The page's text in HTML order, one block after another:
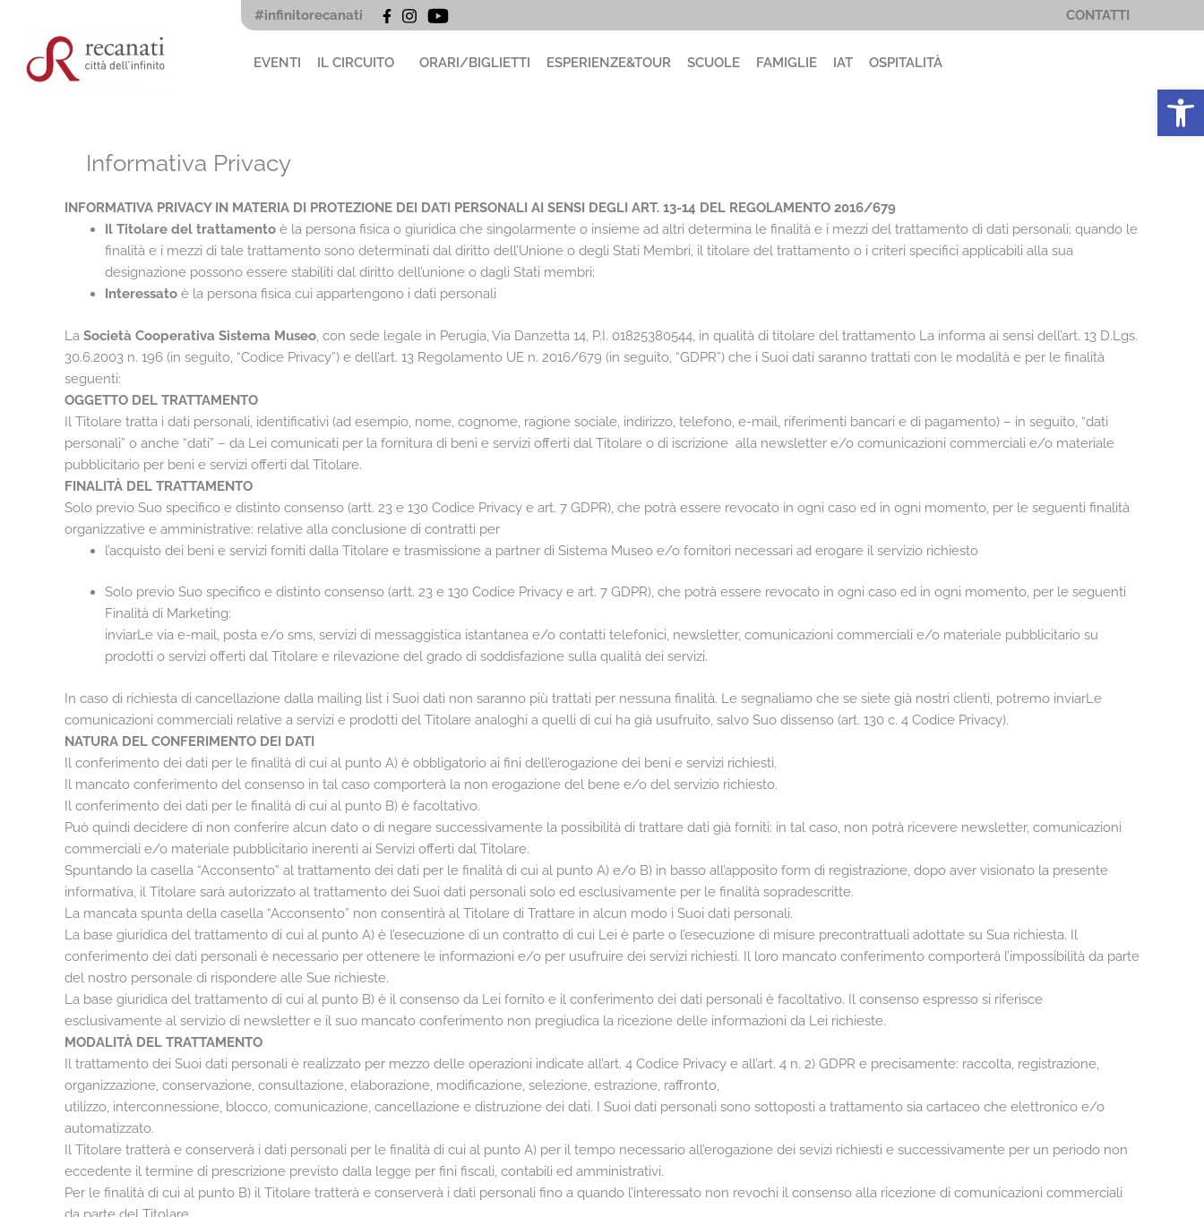
contenuto
#infinitorecanati CONTATTI
EVENTI IL CIRCUITO ORARI/BIGLIETTI ESPERIENZE&TOUR SCUOLE FAMIGLIE IAT OSPITALITÀ
Informativa Privacy
INFORMATIVA PRIVACY IN MATERIA DI PROTEZIONE DEI DATI PERSONALI AI SENSI DEGLI ART. 13-14 DEL REGOLAMENTO 2016/679
Il Titolare del trattamento è la persona fisica o giuridica che singolarmente o insieme ad altri determina le finalità e i mezzi del trattamento di dati personali; quando le
finalità e i mezzi di tale trattamento sono determinati dal diritto dell’Unione o degli Stati Membri, il titolare del trattamento o i criteri specifici applicabili alla sua
designazione possono essere stabiliti dal diritto dell’unione o dagli Stati membri;
Interessato è la persona fisica cui appartengono i dati personali
La Società Cooperativa Sistema Museo, con sede legale in Perugia, Via Danzetta 14, P.I. 01825380544, in qualità di titolare del trattamento La informa ai sensi dell’art. 13 D.Lgs.
30.6.2003 n. 196 (in seguito, “Codice Privacy”) e dell’art. 13 Regolamento UE n. 2016/679 (in seguito, “GDPR”) che i Suoi dati saranno trattati con le modalità e per le finalità
seguenti:
OGGETTO DEL TRATTAMENTO
Il Titolare tratta i dati personali, identificativi (ad esempio, nome, cognome, ragione sociale, indirizzo, telefono, e-mail, riferimenti bancari e di pagamento) – in seguito, “dati
personali” o anche “dati” – da Lei comunicati per la fornitura di beni e servizi offerti dal Titolare o di iscrizione alla newsletter e/o comunicazioni commerciali e/o materiale
pubblicitario per beni e servizi offerti dal Titolare.
FINALITÀ DEL TRATTAMENTO
Solo previo Suo specifico e distinto consenso (artt. 23 e 130 Codice Privacy e art. 7 GDPR), che potrà essere revocato in ogni caso ed in ogni momento, per le seguenti finalità
organizzative e amministrative: relative alla conclusione di contratti per
l’acquisto dei beni e servizi forniti dalla Titolare e trasmissione a partner di Sistema Museo e/o fornitori necessari ad erogare il servizio richiesto
Solo previo Suo specifico e distinto consenso (artt. 23 e 130 Codice Privacy e art. 7 GDPR), che potrà essere revocato in ogni caso ed in ogni momento, per le seguenti
Finalità di Marketing:
inviarLe via e-mail, posta e/o sms, servizi di messaggistica istantanea e/o contatti telefonici, newsletter, comunicazioni commerciali e/o materiale pubblicitario su
prodotti o servizi offerti dal Titolare e rilevazione del grado di soddisfazione sulla qualità dei servizi.
In caso di richiesta di cancellazione dalla mailing list i Suoi dati non saranno più trattati per nessuna finalità. Le segnaliamo che se siete già nostri clienti, potremo inviarLe
comunicazioni commerciali relative a servizi e prodotti del Titolare analoghi a quelli di cui ha già usufruito, salvo Suo dissenso (art. 130 c. 4 Codice Privacy).
NATURA DEL CONFERIMENTO DEI DATI
Il conferimento dei dati per le finalità di cui al punto A) è obbligatorio ai fini dell’erogazione dei beni e servizi richiesti.
Il mancato conferimento del consenso in tal caso comporterà la non erogazione del bene e/o del servizio richiesto.
Il conferimento dei dati per le finalità di cui al punto B) è facoltativo.
Può quindi decidere di non conferire alcun dato o di negare successivamente la possibilità di trattare dati già forniti: in tal caso, non potrà ricevere newsletter, comunicazioni
commerciali e/o materiale pubblicitario inerenti ai Servizi offerti dal Titolare.
Spuntando la casella “Acconsento” al trattamento dei dati per le finalità di cui al punto A) e/o B) in basso all’apposito form di registrazione, dopo aver visionato la presente
informativa, il Titolare sarà autorizzato al trattamento dei Suoi dati personali solo ed esclusivamente per le finalità sopradescritte.
La mancata spunta della casella “Acconsento” non consentirà al Titolare di Trattare in alcun modo i Suoi dati personali.
La base giuridica del trattamento di cui al punto A) è l’esecuzione di un contratto di cui Lei è parte o l’esecuzione di misure precontrattuali adottate su Sua richiesta. Il
conferimento dei dati personali è necessario per ottenere le informazioni e/o per usufruire dei servizi richiesti. Il loro mancato conferimento comporterà l’impossibilità da parte
del nostro personale di rispondere alle Sue richieste.
La base giuridica del trattamento di cui al punto B) è il consenso da Lei fornito e il conferimento dei dati personali è facoltativo. Il consenso espresso si riferisce
esclusivamente al servizio di newsletter e il suo mancato conferimento non pregiudica la ricezione delle informazioni da Lei richieste.
MODALITÀ DEL TRATTAMENTO
Il trattamento dei Suoi dati personali è realizzato per mezzo delle operazioni indicate all’art. 4 Codice Privacy e all’art. 4 n. 2) GDPR e precisamente: raccolta, registrazione,
organizzazione, conservazione, consultazione, elaborazione, modificazione, selezione, estrazione, raffronto,
utilizzo, interconnessione, blocco, comunicazione, cancellazione e distruzione dei dati. I Suoi dati personali sono sottoposti a trattamento sia cartaceo che elettronico e/o
automatizzato.
Il Titolare tratterà e conserverà i dati personali per le finalità di cui al punto A) per il tempo necessario all’erogazione dei sevizi richiesti e successivamente per un periodo non
eccedente il termine di prescrizione previsto dalla legge per fini fiscali, contabili ed amministrativi.
Per le finalità di cui al punto B) il Titolare tratterà e conserverà i dati personali fino a quando l’interessato non revochi il consenso alla ricezione di comunicazioni commerciali
Apri la